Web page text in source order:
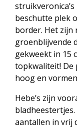
beschutte plek
border. Het zijn
groenblijvende
gekweekt in 15
topkwaliteit! De
hoog en
Hebe’s zijn
aantallen in vrij